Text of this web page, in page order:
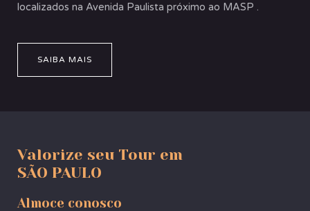
localizados na Avenida Paulista próximo ao MASP .
SAIBA MAIS
Valorize seu Tour em
SÃO PAULO
Almoce conosco